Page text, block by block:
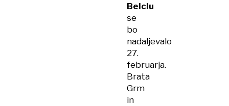
Belclu
se
bo
nadaljevalo
27.
februarja.
Brata
Grm
in